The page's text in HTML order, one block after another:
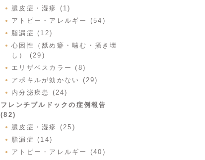
膿皮症・湿疹 (1)
アトピー・アレルギー (54)
脂漏症 (12)
心因性（舐め癖・噛む・掻き壊
し） (29)
エリザベスカラー (8)
アポキルが効かない (29)
内分泌疾患 (24)
フレンチブルドックの症例報告
(82)
膿皮症・湿疹 (25)
脂漏症 (14)
アトピー・アレルギー (40)